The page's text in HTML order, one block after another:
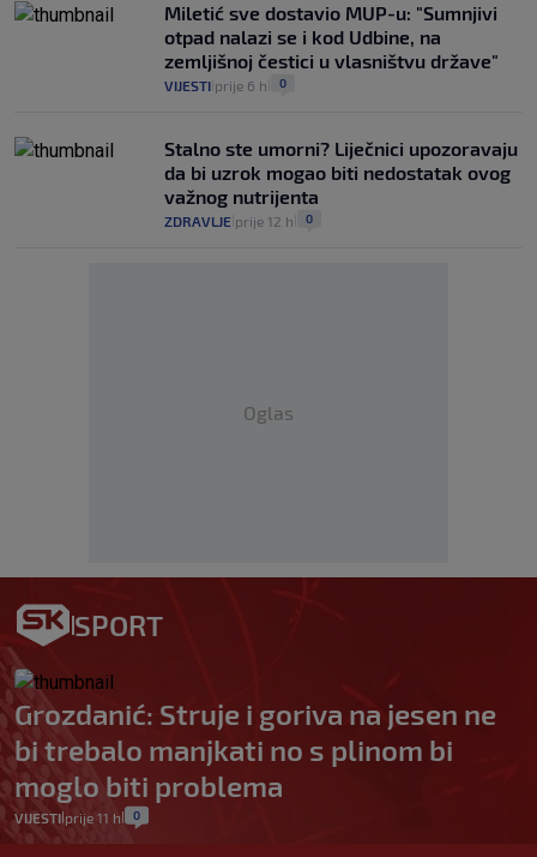
Miletić sve dostavio MUP-u: "Sumnjivi
otpad nalazi se i kod Udbine, na
zemljišnoj čestici u vlasništvu države"
VIJESTI prije 6 h 0
Stalno ste umorni? Liječnici upozoravaju
da bi uzrok mogao biti nedostatak ovog
važnog nutrijenta
ZDRAVLJE prije 12 h 0
Oglas
SPORT
Grozdanić: Struje i goriva na jesen ne
bi trebalo manjkati no s plinom bi
moglo biti problema
VIJESTI prije 11 h 0